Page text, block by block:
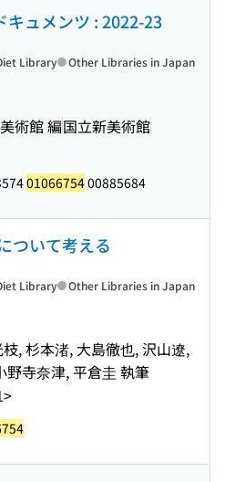
キュメンツ : 2022-23
術館 編国立新美術館
Library Other Libraries in Japan
0106675400885684
ついて考える
, 杉本渚, 大島徹也, 沢山遼,
野寺奈津, 平倉圭 執筆
Library Other Libraries in Japan